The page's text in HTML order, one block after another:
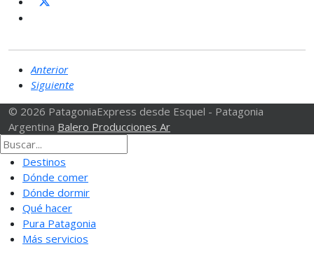
Anterior
Siguiente
© 2026 PatagoniaExpress desde Esquel - Patagonia
Argentina Balero Producciones Ar
Destinos
Dónde comer
Dónde dormir
Qué hacer
Pura Patagonia
Más servicios